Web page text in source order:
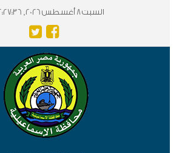
السبت 8 أغسطس 2026, 12:27:37 م